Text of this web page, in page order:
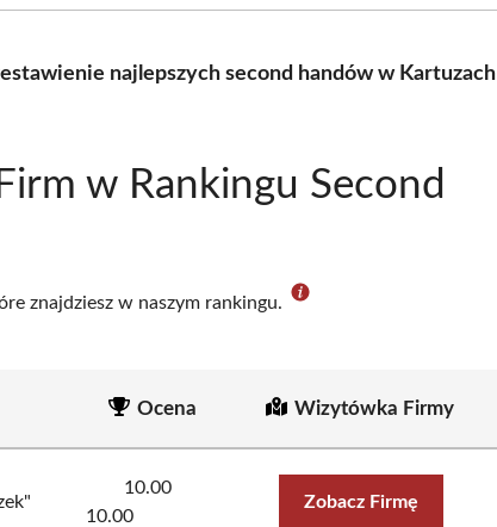
(Twitter)
najlepszych second handów w Kartuzach
w Rankingu Second
znajdziesz w naszym rankingu.
Ocena Wizytówka Firmy
10.00
10.00
Zobacz Firmę